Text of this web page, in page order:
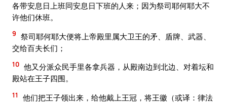
各带安息日上班同安息日下班的人来；因为祭司耶何耶大不
许他们休班。
9 祭司耶何耶大便将上帝殿里属大卫王的矛、盾牌、武器、
交给百夫长们；
10 他又分派众民手里各拿兵器，从殿南边到北边、对着坛和
殿站在王子四围。
11
他们把王子领出来，给他戴上王冠，将王徽（或译：律法